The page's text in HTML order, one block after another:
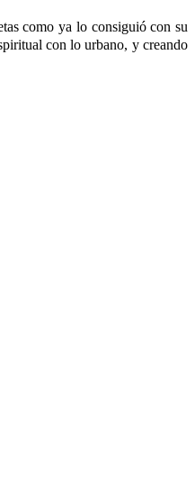
como ya lo consiguió con su
con lo urbano, y creando